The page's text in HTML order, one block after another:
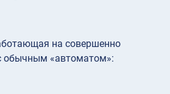
на совершенно
обычным «автоматом»: